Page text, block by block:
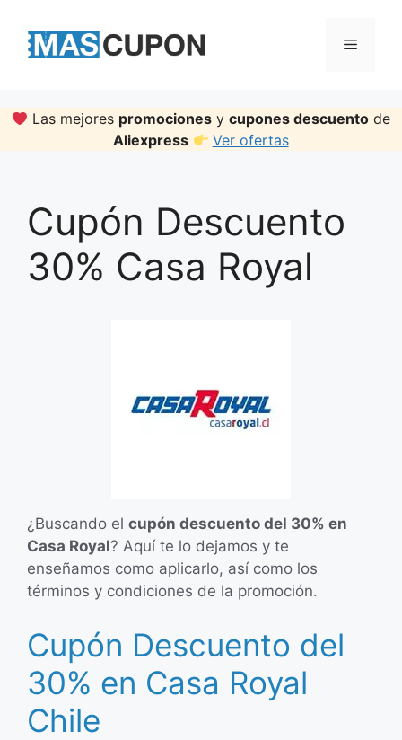
content
Menu
Las mejores promociones ycupones descuento de
Aliexpress
Ver ofertas
Cupón Descuento
30% Casa Royal
¿Buscando el cupón descuento del 30% en
Casa Royal? Aquí te lo dejamos y te
enseñamos como aplicarlo, así como los
términos y condiciones de la promoción.
Cupón Descuento del
30% en Casa Royal
Chile